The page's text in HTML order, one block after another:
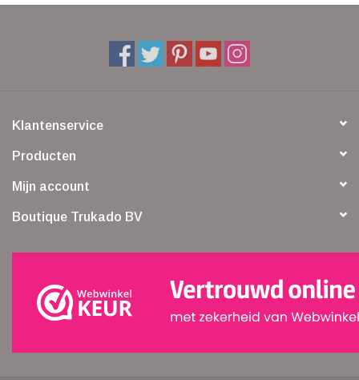
Klantenservice
Producten
Mijn account
Boutique Trukado BV